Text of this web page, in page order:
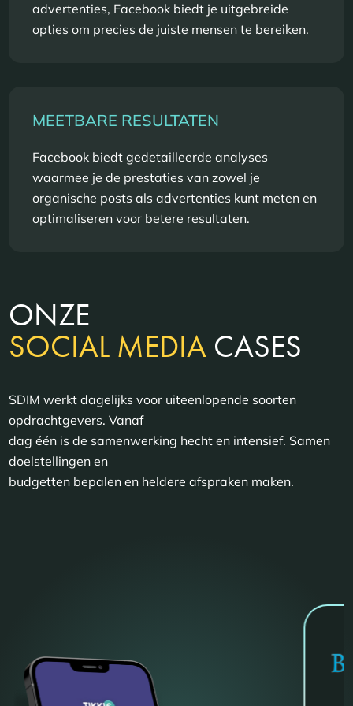
advertenties, Facebook biedt je uitgebreide
opties om precies de juiste mensen te bereiken.
MEETBARE RESULTATEN
Facebook biedt gedetailleerde analyses
waarmee je de prestaties van zowel je
organische posts als advertenties kunt meten en
optimaliseren voor betere resultaten.
ONZE
SOCIAL MEDIA CASES
SDIM werkt dagelijks voor uiteenlopende soorten
opdrachtgevers. Vanaf
dag één is de samenwerking hecht en intensief. Samen
doelstellingen en
budgetten bepalen en heldere afspraken maken.